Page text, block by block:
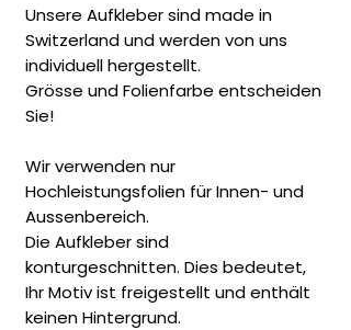
Unsere Aufkleber sind made in
Switzerland und werden von uns
individuell hergestellt.
Grösse und Folienfarbe entscheiden
Sie!
Wir verwenden nur
Hochleistungsfolien für Innen- und
Aussenbereich.
Die Aufkleber sind
konturgeschnitten. Dies bedeutet,
Ihr Motiv ist freigestellt und enthält
keinen Hintergrund.